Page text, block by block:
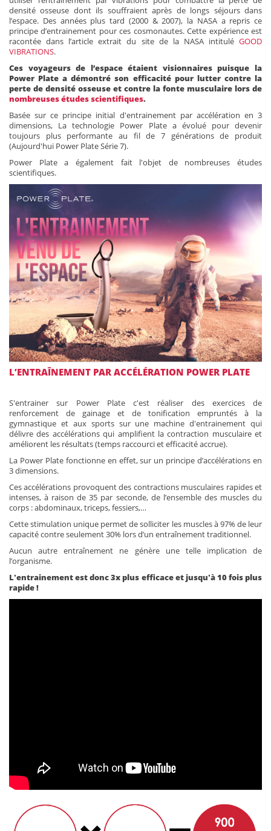
densité osseuse dont ils souffraient après de longs séjours dans
l’espace. Des années plus tard (2000 & 2007), la NASA a repris ce
principe d’entrainement pour ces cosmonautes. Cette expérience est
racontée dans l’article extrait du site de la NASA intitulé GOOD
VIBRATIONS.
Ces voyageurs de l’espace étaient visionnaires puisque la
Power Plate a démontré son efficacité pour lutter contre la
perte de densité osseuse et contre la fonte musculaire lors de
nombreuses études scientifiques.
Basée sur ce principe initial d'entrainement par accélération en 3
dimensions, La technologie Power Plate a évolué pour devenir
toujours plus performante au fil de 7 générations de produit
(Aujourd'hui Power Plate Série 7).
Power Plate a également fait l'objet de nombreuses études
scientifiques.
L’ENTRAÎNEMENT PAR ACCÉLÉRATION POWER PLATE
S'entrainer sur Power Plate c'est réaliser des exercices de
renforcement de gainage et de tonification empruntés à la
gymnastique et aux sports sur une machine d'entrainement qui
délivre des accélérations qui amplifient la contraction musculaire et
améliorent les résultats (temps raccourci et efficacité accrue).
La Power Plate fonctionne en effet, sur un principe d’accélérations en
3 dimensions.
Ces accélérations provoquent des contractions musculaires rapides et
intenses, à raison de 35 par seconde, de l’ensemble des muscles du
corps : abdominaux, triceps, fessiers,…
Cette stimulation unique permet de solliciter les muscles à 97% de leur
capacité contre seulement 30% lors d’un entraînement traditionnel.
Aucun autre entraînement ne génère une telle implication de
l’organisme.
L'entrainement est donc 3x plus efficace et jusqu'à 10 fois plus
rapide !